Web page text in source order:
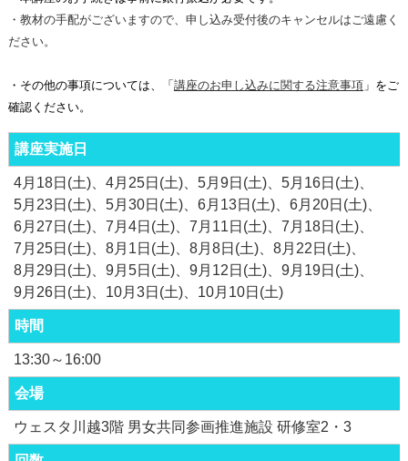
・教材の手配がございますので、申し込み受付後のキャンセルはご遠慮く
ださい。
・その他の事項については、「 講座のお申し込みに関する注意事項」をご
確認ください。
講座実施日
4月18日(土) 4月25日(土) 5月9日(土)
5月16日(土)
5月23日(土)
5月30日(土) 6月13日(土)
6月20日(土)
6月27日(土)
7月4日(土) 7月11日(土)
7月18日(土)
7月25日(土)
8月1日(土) 8月8日(土)
8月22日(土)
8月29日(土)
9月5日(土) 9月12日(土)
9月19日(土)
9月26日(土)
10月3日(土) 10月10日(土)
時間
13:30～16:00
会場
ウェスタ川越3階 男女共同参画推進施設 研修室2・3